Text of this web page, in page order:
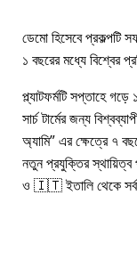
ডেমো হিসেবে প্রকল্পটি
১ বছরের মধ্যে বিশ্বের
প্ল্যাটফর্মটি সপ্তাহে
সার্চ টার্মের জন্য
অ্যামি এর ক্ষেত্রে ৭
নতুন প্রযুক্তির স্থায়িত্ব
ও 🇮🇹 ইতালি থেকে